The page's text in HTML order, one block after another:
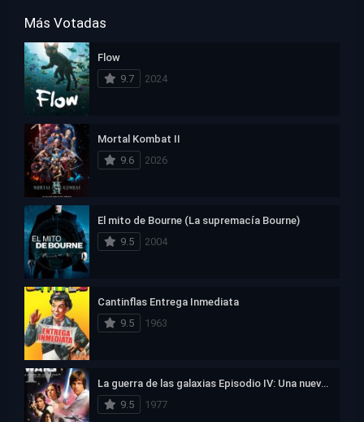
Más Votadas
Flow
9.7
2024
Mortal Kombat II
9.6
2026
El mito de Bourne (La supremacía Bourne)
9.5
2004
Cantinflas Entrega Inmediata
9.5
1963
La guerra de las galaxias Episodio IV: Una nueva esperanza
9.5
1977